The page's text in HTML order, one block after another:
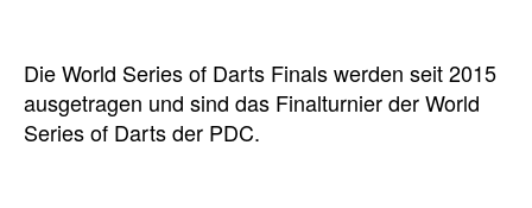
Die World Series of Darts Finals werden seit 2015
ausgetragen und sind das Finalturnier der World
Series of Darts der PDC.